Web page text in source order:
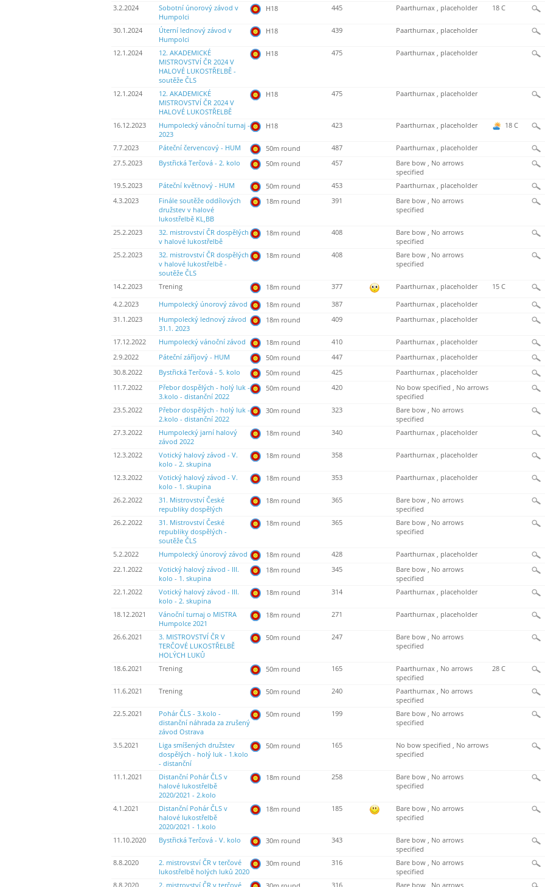
3.2.2024
Sobotní únorový závod v
Humpolci
H18 445 Paarthurnax , placeholder 18 C
30.1.2024
Úterní lednový závod v
Humpolci
H18 439 Paarthurnax , placeholder
12.1.2024
12. AKADEMICKÉ
MISTROVSTVÍ ČR 2024 V
HALOVÉ LUKOSTŘELBĚ -
soutěže ČLS
H18 475 Paarthurnax , placeholder
12.1.2024
12. AKADEMICKÉ
MISTROVSTVÍ ČR 2024 V
HALOVÉ LUKOSTŘELBĚ
H18 475 Paarthurnax , placeholder
16.12.2023
Humpolecký vánoční turnaj -
2023
H18 423 Paarthurnax , placeholder 18 C
7.7.2023 Páteční červencový - HUM 50m round 487
Paarthurnax , placeholder
27.5.2023
Bystřická Terčová - 2. kolo 50m round 457
Bare bow , No arrows
specified
19.5.2023
Páteční květnový - HUM 50m round 453
Paarthurnax , placeholder
4.3.2023
Finále soutěže oddílových
družstev v halové
lukostřelbě KL,BB
18m round 391
Bare bow , No arrows
specified
25.2.2023
32. mistrovství ČR dospělých
v halové lukostřelbě
18m round 408
Bare bow , No arrows
specified
25.2.2023
32. mistrovství ČR dospělých
v halové lukostřelbě -
soutěže ČLS
18m round 408
Bare bow , No arrows
specified
14.2.2023 Trening 18m round 377 Paarthurnax , placeholder 15 C
4.2.2023 Humpolecký únorový závod 18m round 387
Paarthurnax , placeholder
31.1.2023
Humpolecký lednový závod
31.1. 2023
18m round 409 Paarthurnax , placeholder
17.12.2022 Humpolecký vánoční závod 18m round 410
Paarthurnax , placeholder
2.9.2022
Páteční záříjový - HUM 50m round 447
Paarthurnax , placeholder
30.8.2022
Bystřická Terčová - 5. kolo 50m round 425
Paarthurnax , placeholder
11.7.2022
Přebor dospělých - holý luk -
3.kolo - distanční 2022
50m round 420
No bow specified , No arrows
specified
23.5.2022
Přebor dospělých - holý luk -
2.kolo - distanční 2022
30m round 323
Bare bow , No arrows
specified
27.3.2022
Humpolecký jarní halový
závod 2022
18m round 340 Paarthurnax , placeholder
12.3.2022
Votický halový závod - V.
kolo - 2. skupina
18m round 358 Paarthurnax , placeholder
12.3.2022
Votický halový závod - V.
kolo - 1. skupina
18m round 353 Paarthurnax , placeholder
26.2.2022
31. Mistrovství České
republiky dospělých
18m round 365
Bare bow , No arrows
specified
26.2.2022
31. Mistrovství České
republiky dospělých -
soutěže ČLS
18m round 365
Bare bow , No arrows
specified
5.2.2022 Humpolecký únorový závod 18m round 428
Paarthurnax , placeholder
22.1.2022
Votický halový závod - III.
kolo - 1. skupina
18m round 345
Bare bow , No arrows
specified
22.1.2022
Votický halový závod - III.
kolo - 2. skupina
18m round 314 Paarthurnax , placeholder
18.12.2021
Vánoční turnaj o MISTRA
Humpolce 2021
18m round 271 Paarthurnax , placeholder
26.6.2021
3. MISTROVSTVÍ ČR V
TERČOVÉ LUKOSTŘELBĚ
HOLÝCH LUKŮ
50m round 247
Bare bow , No arrows
specified
18.6.2021 Trening 50m round 165
Paarthurnax , No arrows
specified
28 C
11.6.2021 Trening 50m round 240
Paarthurnax , No arrows
specified
22.5.2021
Pohár ČLS - 3.kolo -
distanční náhrada za zrušený
závod Ostrava
50m round 199
Bare bow , No arrows
specified
3.5.2021
Liga smíšených družstev
dospělých - holý luk - 1.kolo
- distanční
50m round 165
No bow specified , No arrows
specified
11.1.2021
Distanční Pohár ČLS v
halové lukostřelbě
2020/2021 - 2.kolo
18m round 258
Bare bow , No arrows
specified
4.1.2021
Distanční Pohár ČLS v
halové lukostřelbě
2020/2021 - 1.kolo
18m round 185
Bare bow , No arrows
specified
11.10.2020 Bystřická Terčová - V. kolo 30m round 343
Bare bow , No arrows
specified
8.8.2020
2. mistrovství ČR v terčové
lukostřelbě holých luků 2020
30m round 316
Bare bow , No arrows
specified
8.8.2020
2. mistrovství ČR v terčové 316 Bare bow , No arrows